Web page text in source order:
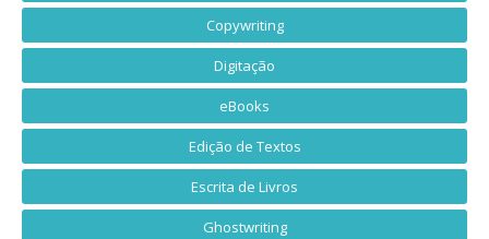
Copywriting
Digitação
eBooks
Edição de Textos
Escrita de Livros
Ghostwriting